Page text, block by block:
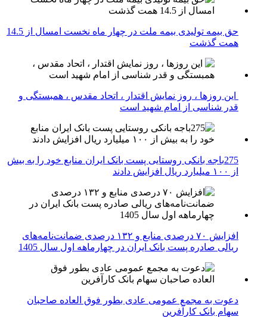
حق بیمه تولیدی بیمه ملت در چهار ماه نخست امسال از 14.5
همت گذشت
این روزها ، روز نمایش اقتدار ، اتحاد مقدس ، همبستگی و
قدر شناسی از امام شهید است
275باجه بانکی روستایی پست بانک ایران منابع خود را به بیش
از ۱۰۰ میلیارد ریال افزایش دادند
افزایش ۷۰ درصدی منابع و ۱۳۲ درصدی ضمانت‌نامه‌های
ریالی صادره پست بانک ایران در چهارماهه اول سال 1405
دعوت به مجمع عمومی عادی بطور فوق العاده صاحبان
سهام بانک کارآفرین